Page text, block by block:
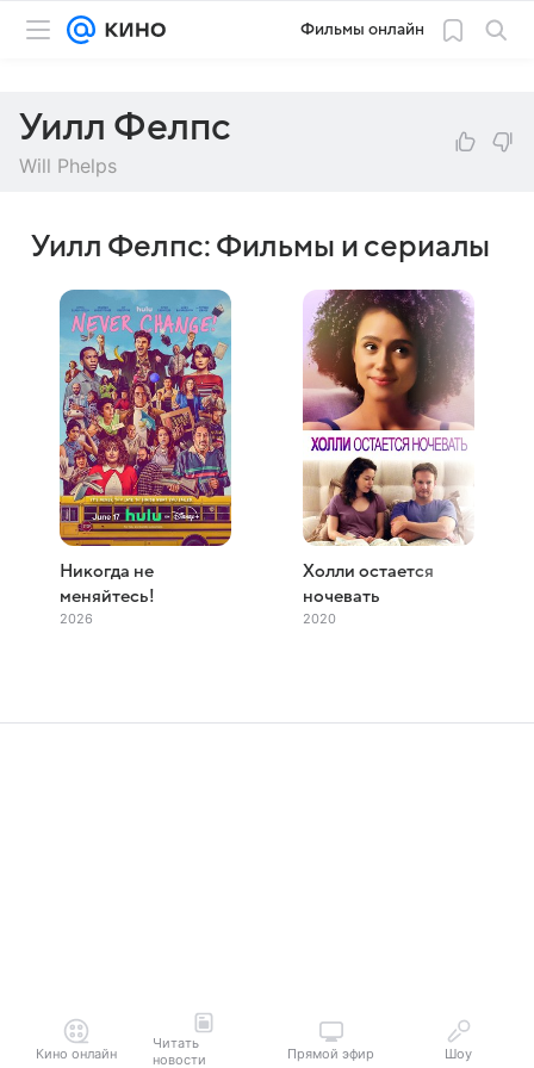
Фильмы онлайн
Уилл Фелпс
Will Phelps
Уилл Фелпс: Фильмы и сериалы
Никогда не
меняйтесь!
2026
Холли остается
ночевать
2020
Кино онлайн
Читать
новости
Прямой эфир Шоу